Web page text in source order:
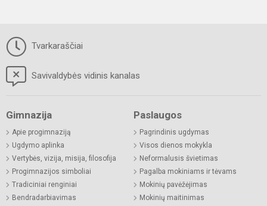
Tvarkaraščiai
Savivaldybės vidinis kanalas
Gimnazija
Apie progimnaziją
Ugdymo aplinka
Vertybės, vizija, misija, filosofija
Progimnazijos simboliai
Tradiciniai renginiai
Bendradarbiavimas
Paslaugos
Pagrindinis ugdymas
Visos dienos mokykla
Neformalusis švietimas
Pagalba mokiniams ir tėvams
Mokinių pavėžėjimas
Mokinių maitinimas